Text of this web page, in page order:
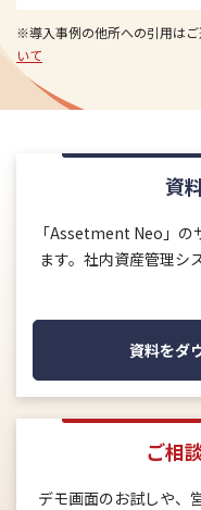
※導入事例の他所への引用は
いて
資
「Assetment Neo」の
ます。社内資産管理シ
資料をダ
ご相
デモ画面のお試しや、